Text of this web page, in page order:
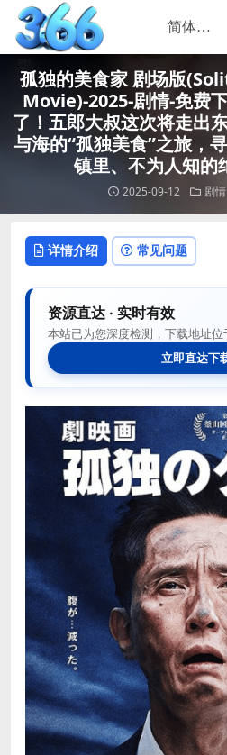
孤独的美食家 剧场版
Movie)-2025-剧情-免费
了！五郎大叔这次将走出
与海的“孤独美食”之旅，
镇里、不为人知的
2025-09-12 剧情
详情介绍 常见问题
资源直达 · 实时有效
本站已为您深度检测，下载地址位
立即直达下